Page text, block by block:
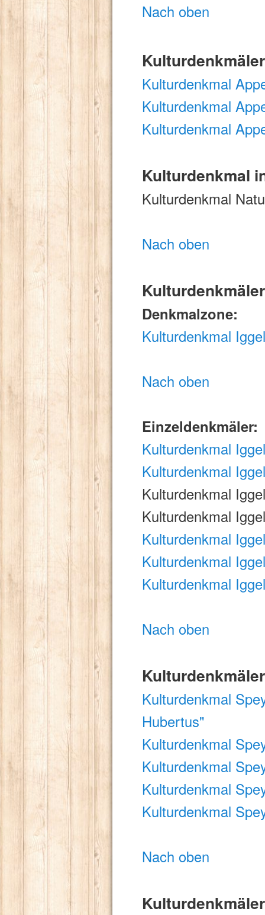
Nach oben
Kulturdenkmal
Kulturdenkmal
Kulturdenkmal
Kulturdenkmal
Kulturdenkmal
Nach oben
Denkmalzone:
Kulturdenkmal
Nach oben
Einzeldenkmäler:
Kulturdenkmal
Kulturdenkmal
Kulturdenkmal
Kulturdenkmal
Kulturdenkmal
Kulturdenkmal
Kulturdenkmal
Nach oben
Kulturdenkmal
Hubertus"
Kulturdenkmal
Kulturdenkmal
Kulturdenkmal
Kulturdenkmal
Nach oben